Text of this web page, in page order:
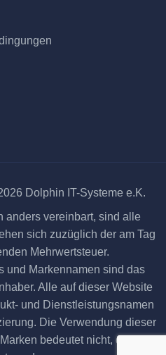
Dolphin IT-Systeme e.K.
anders vereinbart, sind alle
sich zuzüglich der am Tag
Mehrwertsteuer.
und Markennamen sind das
Alle auf dieser Website
und Dienstleistungsnamen
Die Verwendung dieser
bedeutet nicht, dass sie